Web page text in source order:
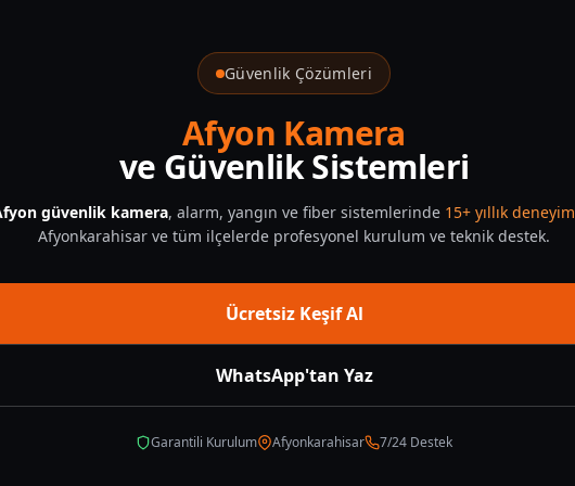
Güvenlik Çözümleri
Afyon Kamera
ve Güvenlik Sistemleri
güvenlik kamera, alarm, yangın ve fiber sistemlerinde 15+ yıllık deneyim
Afyonkarahisar ve tüm ilçelerde profesyonel kurulum ve teknik destek.
Ücretsiz Keşif Al
WhatsApp'tan Yaz
Garantili Kurulum Afyonkarahisar 7/24 Destek